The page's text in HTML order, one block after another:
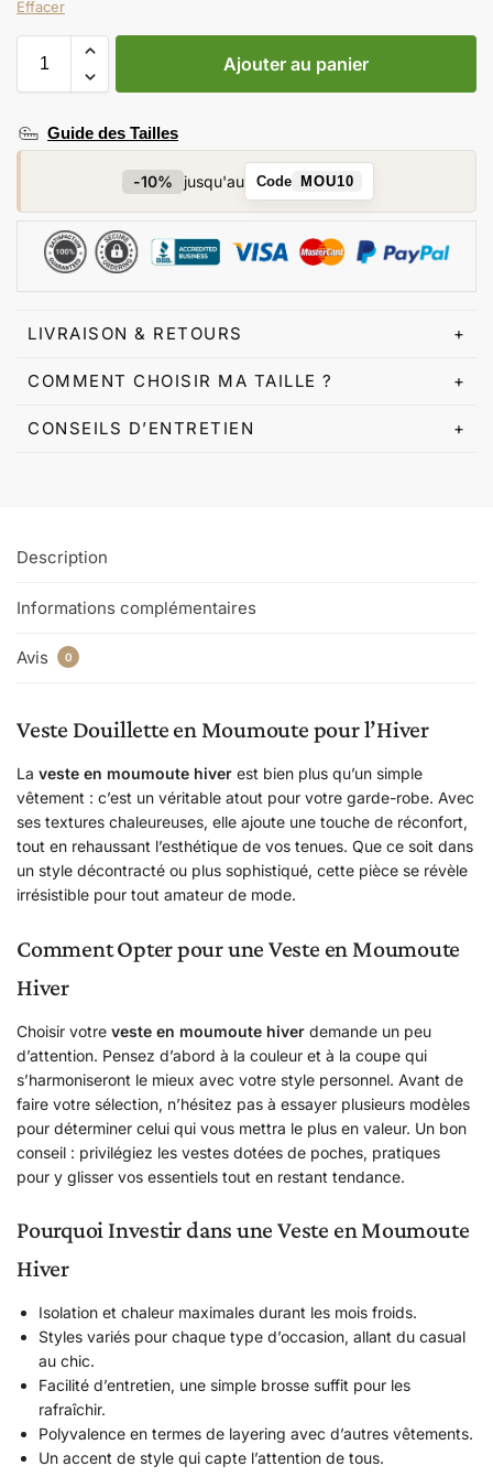
Effacer
Ajouter au panier
Guide des Tailles
-10% jusqu'au Code MOU10
LIVRAISON & RETOURS +
COMMENT CHOISIR MA TAILLE ? +
CONSEILS D’ENTRETIEN +
Description
Informations complémentaires
Avis 0
Veste Douillette en Moumoute pour l’Hiver
La veste en moumoute hiver est bien plus qu’un simple
vêtement : c’est un véritable atout pour votre garde-robe. Avec
ses textures chaleureuses, elle ajoute une touche de réconfort,
tout en rehaussant l’esthétique de vos tenues. Que ce soit dans
un style décontracté ou plus sophistiqué, cette pièce se révèle
irrésistible pour tout amateur de mode.
Comment Opter pour une Veste en Moumoute
Hiver
Choisir votre veste en moumoute hiver demande un peu
d’attention. Pensez d’abord à la couleur et à la coupe qui
s’harmoniseront le mieux avec votre style personnel. Avant de
faire votre sélection, n’hésitez pas à essayer plusieurs modèles
pour déterminer celui qui vous mettra le plus en valeur. Un bon
conseil : privilégiez les vestes dotées de poches, pratiques
pour y glisser vos essentiels tout en restant tendance.
Pourquoi Investir dans une Veste en Moumoute
Hiver
Isolation et chaleur maximales durant les mois froids.
Styles variés pour chaque type d’occasion, allant du casual
au chic.
Facilité d’entretien, une simple brosse suffit pour les
rafraîchir.
Polyvalence en termes de layering avec d’autres vêtements.
Un accent de style qui capte l’attention de tous.